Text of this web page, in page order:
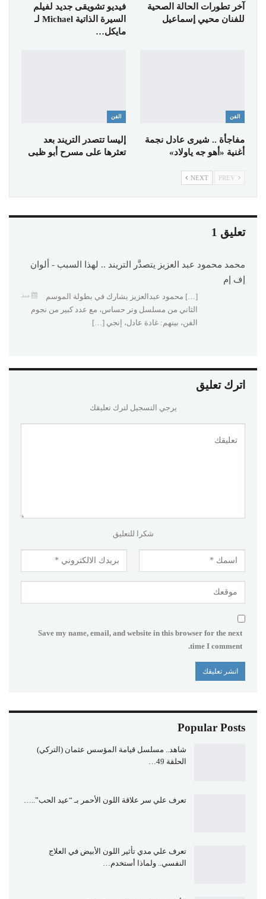
آخر تطورات الحالة الصحية
للفنان محيي إسماعيل
فيديو تشويقى جديد لفيلم
السيرة الذاتية Michael لـ
مايكل…
الفن
مفاجأة .. شيرى عادل نجمة
أغنية «أهو جه ياولاد»
الفن
إليسا تتصدر التريند بعد
تعثرها على مسرح أبو ظبى
NEXT
تعليق 1
محمد محمود عبد العزيز يتصدَّر التريند .. لهذا السبب - ألوان
إف إم
منذ
[…] محمود عبدالعزيز يشارك في بطولة الموسم
الثاني من مسلسل وتر حساس، مع عدد كبير من نجوم
الفن، بينهم: غادة عادل، إنجي […]
اترك تعليق
يرجي التسجيل لترك تعليقك
شكرا للتعليق
Save my name, email, and website in this browser for the next
time I comment.
Popular Posts
شاهد.. مسلسل قيامة المؤسس عثمان (التركي)
الحلقة 49…
تعرف علي سر علاقة اللون الأحمر بـ “عيد الحب”..…
تعرف علي مدي تأثير اللون الأبيض في العلاج
النفسي.. ولماذا أستخدم…